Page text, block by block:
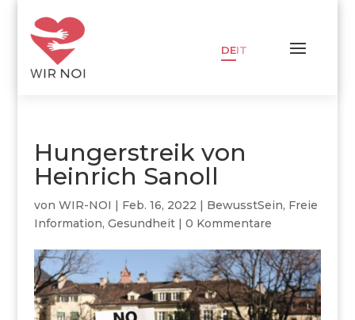
DEIT
Hungerstreik von
Heinrich Sanoll
von WIR-NOI | Feb. 16, 2022 | BewusstSein, Freie
Information, Gesundheit| 0 Kommentare